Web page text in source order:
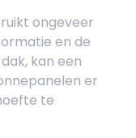
ongeveer
en de
kan een
er
te